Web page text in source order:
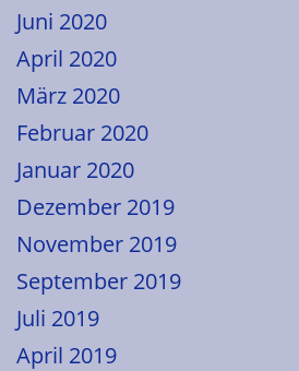
Juni 2020
April 2020
März 2020
Februar 2020
Januar 2020
Dezember 2019
November 2019
September 2019
Juli 2019
April 2019